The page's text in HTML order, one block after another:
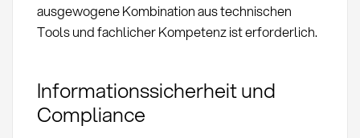
ausgewogene Kombination aus technischen
Tools und fachlicher Kompetenz ist erforderlich.
Informationssicherheit und
Compliance